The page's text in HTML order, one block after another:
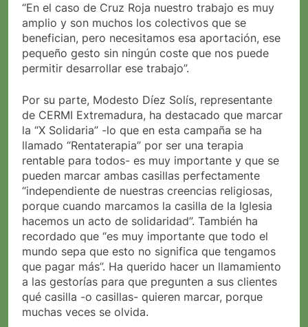
“En el caso de Cruz Roja nuestro trabajo es muy
amplio y son muchos los colectivos que se
benefician, pero necesitamos esa aportación, ese
pequeño gesto sin ningún coste que nos puede
permitir desarrollar ese trabajo”.
Por su parte, Modesto Díez Solís, representante
de CERMI Extremadura, ha destacado que marcar
la “X Solidaria” -lo que en esta campaña se ha
llamado “Rentaterapia” por ser una terapia
rentable para todos- es muy importante y que se
pueden marcar ambas casillas perfectamente
“independiente de nuestras creencias religiosas,
porque cuando marcamos la casilla de la Iglesia
hacemos un acto de solidaridad”. También ha
recordado que “es muy importante que todo el
mundo sepa que esto no significa que tengamos
que pagar más”. Ha querido hacer un llamamiento
a las gestorías para que pregunten a sus clientes
qué casilla -o casillas- quieren marcar, porque
muchas veces se olvida.